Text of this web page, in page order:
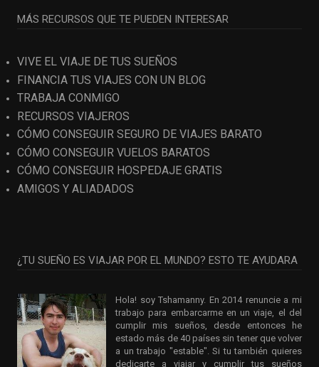
MÁS RECURSOS QUE TE PUEDEN INTERESAR
VIVE EL VIAJE DE TUS SUEÑOS
FINANCIA TUS VIAJES CON UN BLOG
TRABAJA CONMIGO
RECURSOS VIAJEROS
CÓMO CONSEGUIR SEGURO DE VIAJES BARATO
CÓMO CONSEGUIR VUELOS BARATOS
CÓMO CONSEGUIR HOSPEDAJE GRATIS
AMIGOS Y ALIADADOS
¿TU SUEÑO ES VIAJAR POR EL MUNDO? ESTO TE AYUDARA
Hola! soy Tshamanny. En 2014 renuncie a mi
trabajo para embarcarme en un viaje, el del
cumplir mis sueños, desde entonces he
estado más de 40 países sin tener que volver
a un trabajo "estable". Si tu también quieres
dedicarte a viajar y cumplir tus sueños